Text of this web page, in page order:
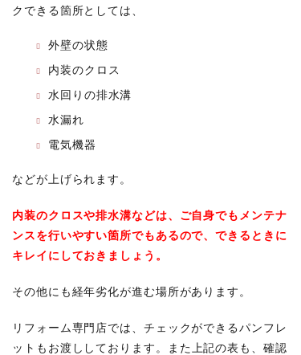
クできる箇所としては、
外壁の状態
内装のクロス
水回りの排水溝
水漏れ
電気機器
などが上げられます。
内装のクロスや排水溝などは、ご自身でもメンテナ
ンスを行いやすい箇所でもあるので、できるときに
キレイにしておきましょう。
その他にも経年劣化が進む場所があります。
リフォーム専門店では、チェックができるパンフレ
ットもお渡ししております。
また上記の表も、確認